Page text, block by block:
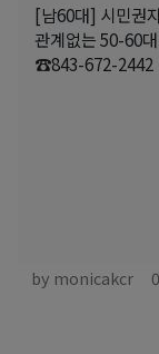
[남60대] 시민권
관계없는 50-60
☎843-672-2442
by monicakcr